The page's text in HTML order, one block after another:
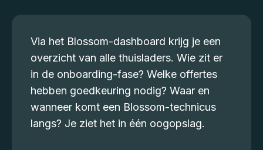
Via het Blossom-dashboard krijg je een
overzicht van alle thuisladers. Wie zit er
in de onboarding-fase? Welke offertes
hebben goedkeuring nodig? Waar en
wanneer komt een Blossom-technicus
langs? Je ziet het in één oogopslag.